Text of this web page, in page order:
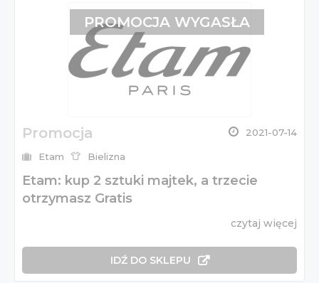
Promocja 2021-07-14
Etam Bielizna
Etam: kup 2 sztuki majtek, a trzecie
otrzymasz Gratis
czytaj więcej
IDŹ DO SKLEPU
PROMOCJA WYGASŁA